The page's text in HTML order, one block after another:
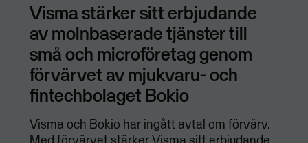
Visma stärker sitt erbjudande
av molnbaserade tjänster till
små och microföretag genom
förvärvet av mjukvaru- och
fintechbolaget Bokio
Visma och Bokio har ingått avtal om förvärv.